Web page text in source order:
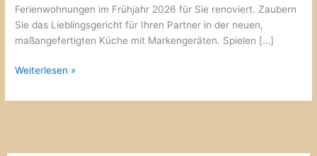
Ferienwohnungen im Frühjahr 2026 für Sie renoviert. Zaubern
Sie das Lieblingsgericht für Ihren Partner in der neuen,
maßangefertigten Küche mit Markengeräten. Spielen […]
Weiterlesen »